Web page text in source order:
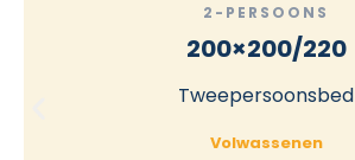
2-PERSOONS
200×200/220
Tweepersoonsbed
Volwassenen